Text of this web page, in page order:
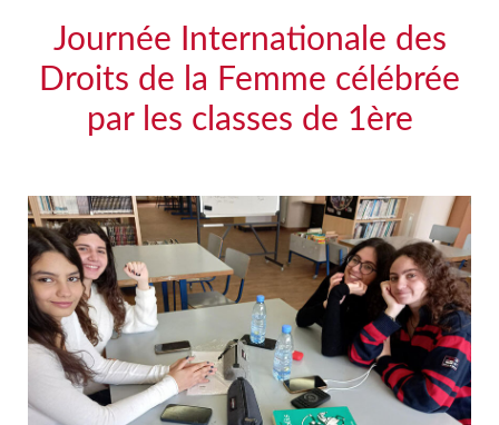
Journée Internationale des
Droits de la Femme célébrée
par les classes de 1ère